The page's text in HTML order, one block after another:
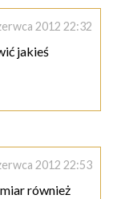
2012 22:32
jakieś
2012 22:53
również